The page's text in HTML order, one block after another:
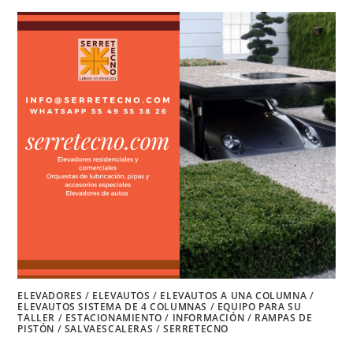
EDIFICIOS
ELEVADORES / ELEVAUTOS / ELEVAUTOS A UNA COLUMNA /
ELEVAUTOS SISTEMA DE 4 COLUMNAS / EQUIPO PARA SU
TALLER / ESTACIONAMIENTO / INFORMACIÓN / RAMPAS DE
PISTÓN / SALVAESCALERAS /SERRETECNO